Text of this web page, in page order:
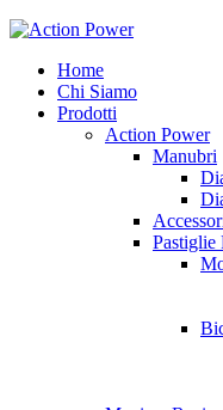
Home
Chi Siamo
Prodotti
Action Power
Manubri
Pastiglie